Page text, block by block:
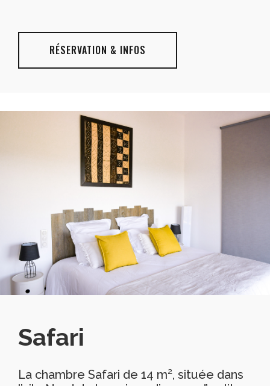
RÉSERVATION & INFOS
Safari
La chambre Safari de 14 m², située dans